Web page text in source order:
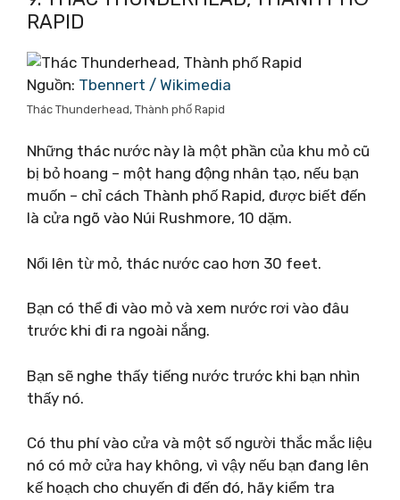
RAPID
Nguồn: Tbennert / Wikimedia
Thác Thunderhead, Thành phố Rapid
Những thác nước này là một phần của khu mỏ cũ
bị bỏ hoang – một hang động nhân tạo, nếu bạn
muốn – chỉ cách Thành phố Rapid, được biết đến
là cửa ngõ vào Núi Rushmore, 10 dặm.
Nổi lên từ mỏ, thác nước cao hơn 30 feet.
Bạn có thể đi vào mỏ và xem nước rơi vào đâu
trước khi đi ra ngoài nắng.
Bạn sẽ nghe thấy tiếng nước trước khi bạn nhìn
thấy nó.
Có thu phí vào cửa và một số người thắc mắc liệu
nó có mở cửa hay không, vì vậy nếu bạn đang lên
kế hoạch cho chuyến đi đến đó, hãy kiểm tra